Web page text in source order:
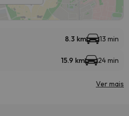
8.3 km 13 min
15.9 km 24 min
Ver mais